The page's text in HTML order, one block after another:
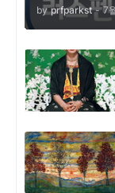
by prfparkst - 7